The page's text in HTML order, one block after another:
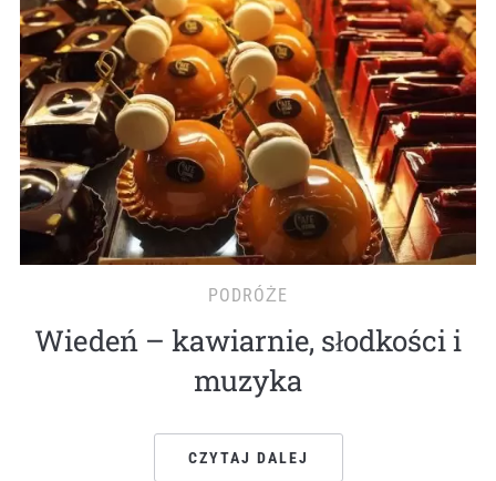
PODRÓŻE
Wiedeń – kawiarnie, słodkości i
muzyka
CZYTAJ DALEJ